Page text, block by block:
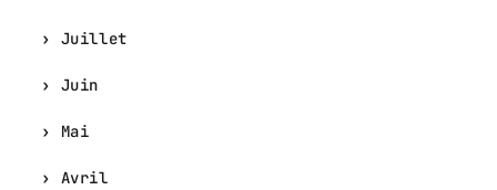
Juillet
Juin
Mai
Avril